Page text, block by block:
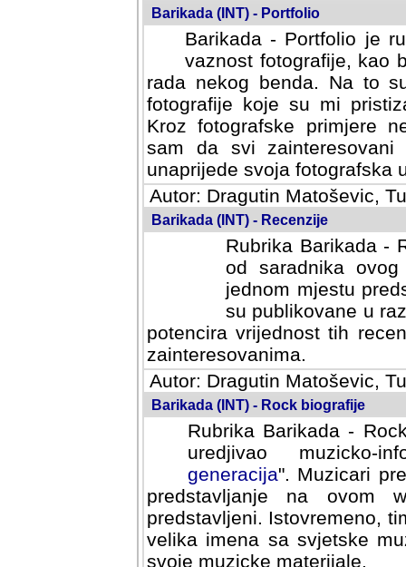
Barikada (INT) - Portfolio
Barikada - Portfolio je
vaznost fotografije, kao
rada nekog benda. Na to
fotografije koje su mi
fotografske primjere
svi zainteresovani
svoja fotografska umijeca.
Autor: Dragutin Matoševic,
Barikada (INT) - Recenzije
Rubrika Barikada -
od saradnika
jednom mjestu
su publikovane u
potencira vrijednost tih
zainteresovanima.
Autor: Dragutin Matoševic,
Barikada (INT) - Rock biografije
Rubrika Barikada -
uredjivao muzicko-
Muzicari predstavljeni u
na ovom web portalu
Istovremeno, tim nacinom
sa svjetske muzicke scene
materijale.